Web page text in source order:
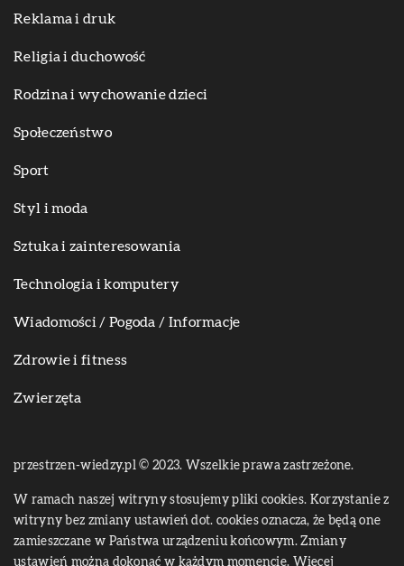
Reklama i druk
Religia i duchowość
Rodzina i wychowanie dzieci
Społeczeństwo
Sport
Styl i moda
Sztuka i zainteresowania
Technologia i komputery
Wiadomości / Pogoda / Informacje
Zdrowie i fitness
Zwierzęta
przestrzen-wiedzy.pl © 2023. Wszelkie prawa zastrzeżone.
W ramach naszej witryny stosujemy pliki cookies. Korzystanie z
witryny bez zmiany ustawień dot. cookies oznacza, że będą one
zamieszczane w Państwa urządzeniu końcowym. Zmiany
ustawień można dokonać w każdym momencie. Więcej